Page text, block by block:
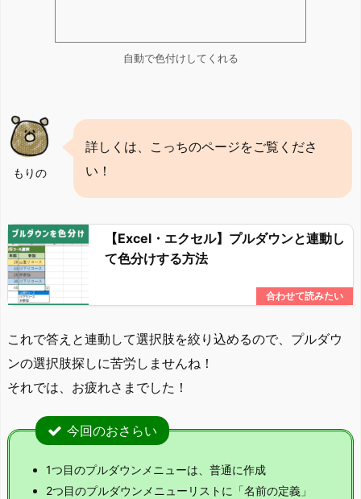
自動で色付けしてくれる
もりの
詳しくは、こっちのページをご覧くださ
い！
【Excel・エクセル】プルダウンと連動し
て色分けする方法
これで答えと連動して選択肢を絞り込めるので、プルダウ
ンの選択肢探しに苦労しませんね！
それでは、お疲れさまでした！
今回のおさらい
1つ目のプルダウンメニューは、普通に作成
2つ目のプルダウンメニューリストに「名前の定義」